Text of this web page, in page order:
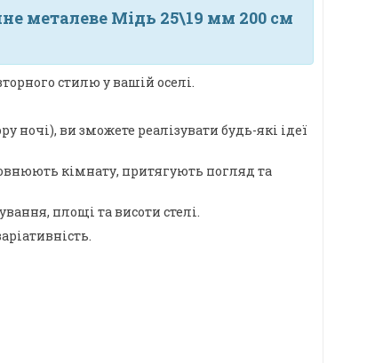
металеве Мідь 25\19 мм 200 см
стилю у вашій оселі.
ночі), ви зможете реалізувати будь-які ідеї
кімнату, притягують погляд та
площі та висоти стелі.